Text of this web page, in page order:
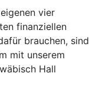
vier
finanziellen
brauchen, sind
mit unserem
Hall